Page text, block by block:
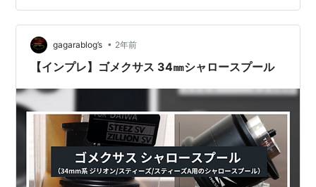
gagarablog’s • 2年前
【インプレ】ゴメクサス 34㎜シャロースプール